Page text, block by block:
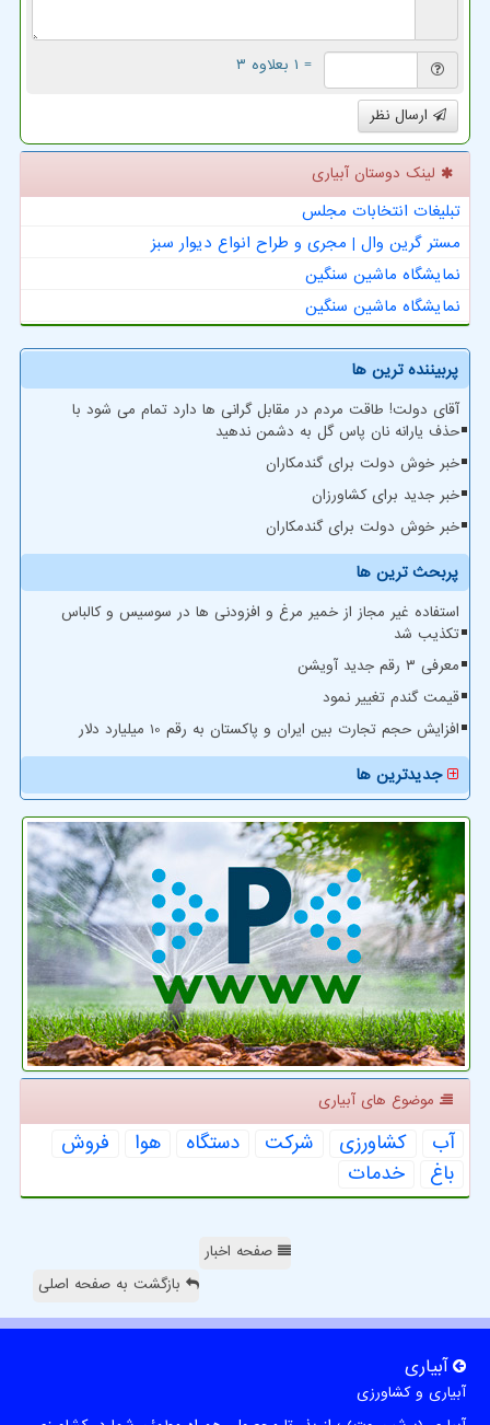
= ۱ بعلاوه ۳
ارسال نظر
لینک دوستان آبیاری
تبلیغات انتخابات مجلس
مستر گرین وال | مجری و طراح انواع دیوار سبز
نمایشگاه ماشین سنگین
نمایشگاه ماشین سنگین
پربیننده ترین ها
آقای دولت! طاقت مردم در مقابل گرانی ها دارد تمام می شود با
حذف یارانه نان پاس گل به دشمن ندهید
خبر خوش دولت برای گندمکاران
خبر جدید برای کشاورزان
خبر خوش دولت برای گندمکاران
پربحث ترین ها
استفاده غیر مجاز از خمیر مرغ و افزودنی ها در سوسیس و کالباس
تکذیب شد
معرفی ۳ رقم جدید آویشن
قیمت گندم تغییر نمود
افزایش حجم تجارت بین ایران و پاکستان به رقم 10 میلیارد دلار
جدیدترین ها
موضوع های آبیاری
آب كشاورزی شركت دستگاه هوا
فروش
باغ
خدمات
صفحه اخبار
بازگشت به صفحه اصلی
آبیاری
آبیاری و کشاورزی